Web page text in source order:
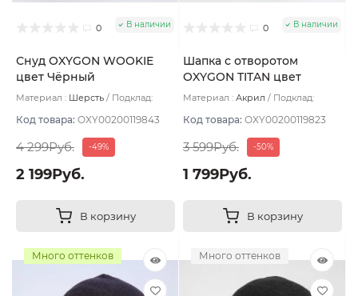
0 В наличии
Снуд OXYGON WOOKIE
цвет Чёрный
Материал : Шерсть
Подклад:
Код товара: OXY00200119843
4 299Руб. -49%
2 199Руб.
В корзину
0 В наличии
Шапка с отворотом
OXYGON TITAN цвет
Серый темный
Материал : Акрил
Подклад:
Код товара: OXY00200119823
3 599Руб. -50%
1 799Руб.
В корзину
Много оттенков Много оттенков